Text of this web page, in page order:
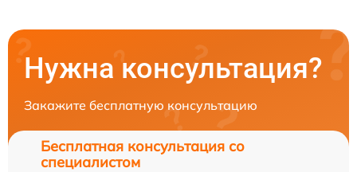
Нужна консультация?
Закажите бесплатную консультацию
Бесплатная консультация со
специалистом